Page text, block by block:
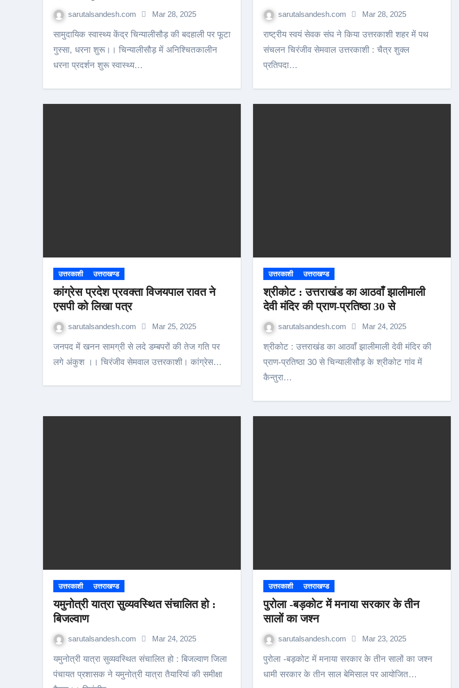
sarutalsandesh.com Mar 28, 2025
सामुदायिक स्वास्थ्य केंद्र चिन्यालीसौड़ की बदहाली पर फूटा
गुस्सा, धरना शुरू।। चिन्यालीसौड़ में अनिश्चितकालीन
धरना प्रदर्शन शुरू स्वास्थ्य…
sarutalsandesh.com Mar 28, 2025
राष्ट्रीय स्वयं सेवक संघ ने किया उत्तरकाशी शहर में पथ
संचलन चिरंजीव सेमवाल उत्तरकाशी : चैत्र शुक्ल
प्रतिपदा…
उत्तरकाशी उत्तराखण्ड
कांग्रेस प्रदेश प्रवक्ता विजयपाल रावत ने
एसपी को लिखा पत्र
sarutalsandesh.com Mar 25, 2025
जनपद में खनन सामग्री से लदे डम्बपरों की तेज गति पर
लगे अंकुश ।। चिरंजीव सेमवाल उत्तरकाशी। कांग्रेस…
उत्तरकाशी उत्तराखण्ड
श्रीकोट : उत्तराखंड का आठवाँ झालीमाली
देवी मंदिर की प्राण-प्रतिष्ठा 30 से
sarutalsandesh.com Mar 24, 2025
श्रीकोट : उत्तराखंड का आठवाँ झालीमाली देवी मंदिर की
प्राण-प्रतिष्ठा 30 से चिन्यालीसौड़ के श्रीकोट गांव में
कैन्तुरा…
उत्तरकाशी उत्तराखण्ड
यमुनोत्री यात्रा सुव्यवस्थित संचालित हो :
बिजल्वाण
sarutalsandesh.com Mar 24, 2025
यमुनोत्री यात्रा सुव्यवस्थित संचालित हो : बिजल्वाण जिला
पंचायत प्रशासक ने यमुनोत्री यात्रा तैयारियां की समीक्षा
उत्तरकाशी उत्तराखण्ड
पुरोला -बड़कोट में मनाया सरकार के तीन
सालों का जश्न
sarutalsandesh.com Mar 23, 2025
पुरोला -बड़कोट में मनाया सरकार के तीन सालों का जश्न
धामी सरकार के तीन साल बेमिसाल पर आयोजित…